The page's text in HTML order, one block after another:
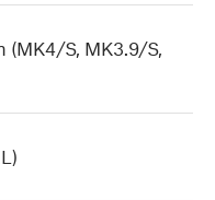
(MK4/S, MK3.9/S,